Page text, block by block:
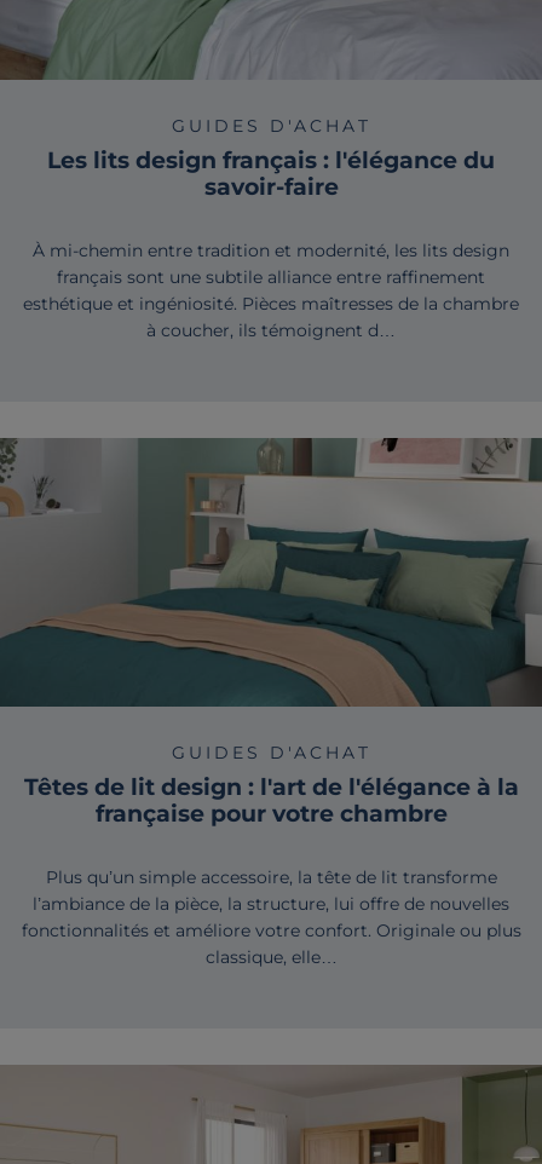
GUIDES D'ACHAT
Les lits design français : l'élégance du
savoir-faire
À mi-chemin entre tradition et modernité, les lits design
français sont une subtile alliance entre raffinement
esthétique et ingéniosité. Pièces maîtresses de la chambre
à coucher, ils témoignent d…
GUIDES D'ACHAT
Têtes de lit design : l'art de l'élégance à la
française pour votre chambre
Plus qu’un simple accessoire, la tête de lit transforme
l’ambiance de la pièce, la structure, lui offre de nouvelles
fonctionnalités et améliore votre confort. Originale ou plus
classique, elle…